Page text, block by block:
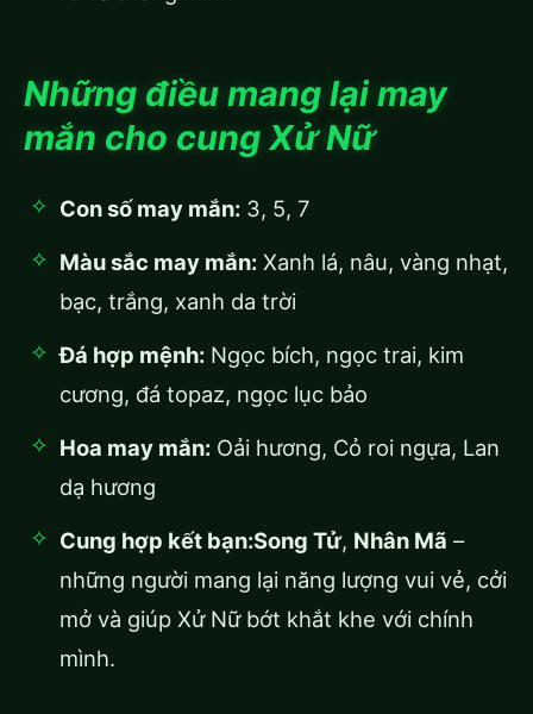
Những điều mang lại may
mắn cho cung Xử Nữ
Con số may mắn: 3, 5, 7
Màu sắc may mắn: Xanh lá, nâu, vàng nhạt,
bạc, trắng, xanh da trời
Đá hợp mệnh: Ngọc bích, ngọc trai, kim
cương, đá topaz, ngọc lục bảo
Hoa may mắn: Oải hương, Cỏ roi ngựa, Lan
dạ hương
Cung hợp kết bạn:Song Tử, Nhân Mã –
những người mang lại năng lượng vui vẻ, cởi
mở và giúp Xử Nữ bớt khắt khe với chính
mình.